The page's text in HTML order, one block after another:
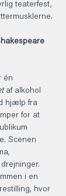
teaterfest,
én
af alkohol
hjælp fra
for at
Scenen
i en
hvor